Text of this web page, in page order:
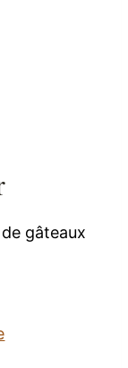
gâteaux